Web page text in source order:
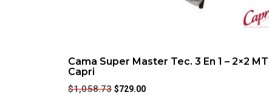
Cama Super Master Tec. 3 En 1 – 2×2
Capri
$1,058.73 $729.00